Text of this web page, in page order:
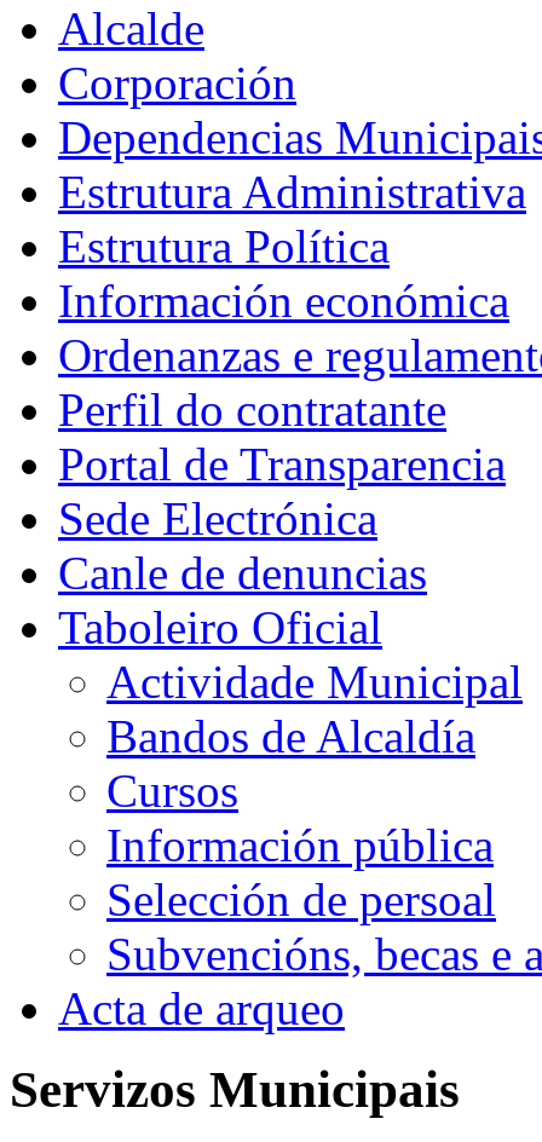
Alcalde
Corporación
Dependencias
Estrutura Administrativa
Estrutura Política
Información económica
Ordenanzas e
Perfil do contratante
Portal de Transparencia
Sede Electrónica
Canle de denuncias
Taboleiro Oficial
Actividade Municipal
Bandos de Alcaldía
Cursos
Información pública
Selección de persoal
Subvencións, becas e
Acta de arqueo
Servizos Municipais